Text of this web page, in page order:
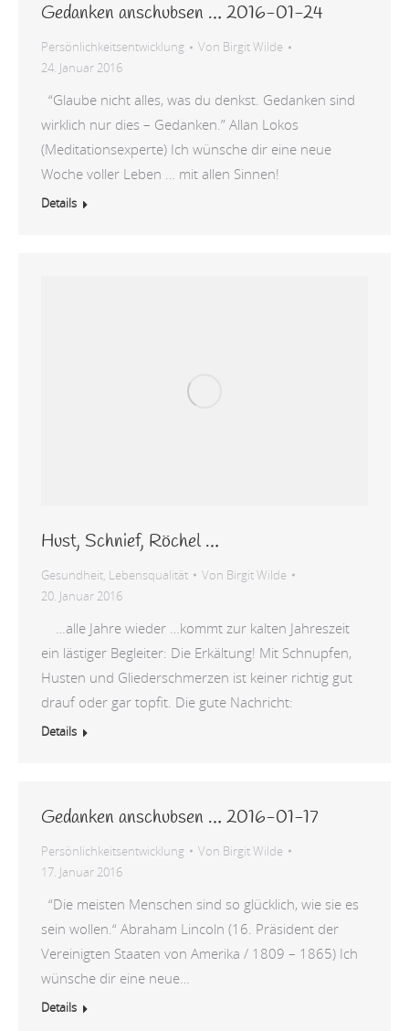
Gedanken anschubsen … 2016-01-24
Persönlichkeitsentwicklung Von Birgit Wilde
24. Januar 2016
“Glaube nicht alles, was du denkst. Gedanken sind
wirklich nur dies – Gedanken.” Allan Lokos
(Meditationsexperte) Ich wünsche dir eine neue
Woche voller Leben … mit allen Sinnen!
Details
Hust, Schnief, Röchel …
Gesundheit, Lebensqualität Von Birgit Wilde
20. Januar 2016
…alle Jahre wieder …kommt zur kalten Jahreszeit
ein lästiger Begleiter: Die Erkältung! Mit Schnupfen,
Husten und Gliederschmerzen ist keiner richtig gut
drauf oder gar topfit. Die gute Nachricht:
Details
Gedanken anschubsen … 2016-01-17
Persönlichkeitsentwicklung Von Birgit Wilde
17. Januar 2016
“Die meisten Menschen sind so glücklich, wie sie es
sein wollen.“ Abraham Lincoln (16. Präsident der
Vereinigten Staaten von Amerika / 1809 – 1865) Ich
wünsche dir eine neue…
Details